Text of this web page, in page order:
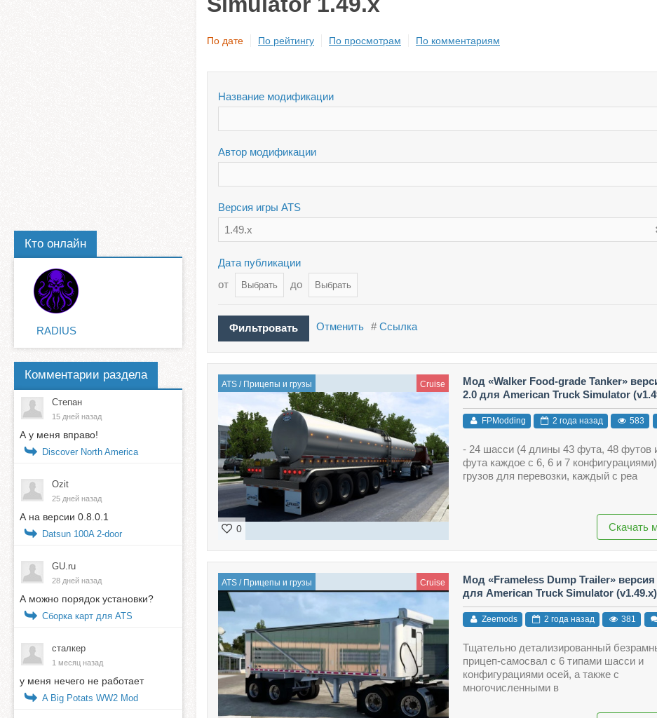
По дате По рейтингу По просмотрам По комментариям
Название модификации
Автор модификации
Версия игры ATS
1.49.x
Дата публикации
от
до
Отменить #Ссылка
ATS / Прицепы и грузы Cruise
0
Мод «Walker Food-grade Tanker»
2.0 для American Truck Simulator
FPModding 2 года назад 583
- 24 шасси (4 длины 43 фута, 48 футов
фута каждое с 6, 6 и 7
грузов для перевозки, каждый с реа
Скачать
ATS / Прицепы и грузы Cruise
Мод «Frameless Dump Trailer» версия
для American Truck Simulator (v1.49.x)
Zeemods 2 года назад 381
Тщательно детализированный
прицеп-самосвал с 6 типами шасси и
конфигурациями осей, а также с
многочисленными в
Кто онлайн
RADIUS
Комментарии раздела
Степан
15 дней назад
А у меня вправо!
Discover North America
Ozit
25 дней назад
А на версии 0.8.0.1
Datsun 100A 2-door
GU.ru
28 дней назад
А можно порядок установки?
Сборка карт для ATS
сталкер
1 месяц назад
у меня нечего не работает
A Big Potats WW2 Mod